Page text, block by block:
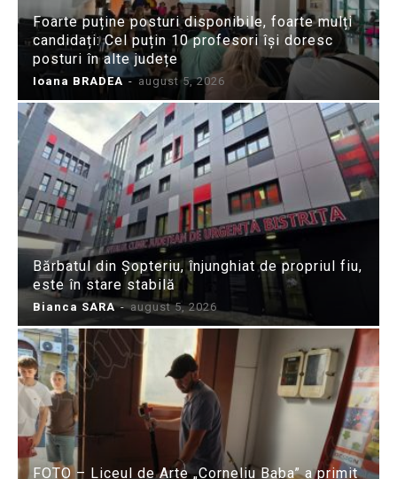
Foarte puține posturi disponibile, foarte mulți
candidați: Cel puțin 10 profesori își doresc
posturi în alte județe
Ioana BRADEA - august 5, 2026
Bărbatul din Șopteriu, înjunghiat de propriul fiu,
este în stare stabilă
Bianca SARA - august 5, 2026
FOTO – Liceul de Arte „Corneliu Baba” a primit